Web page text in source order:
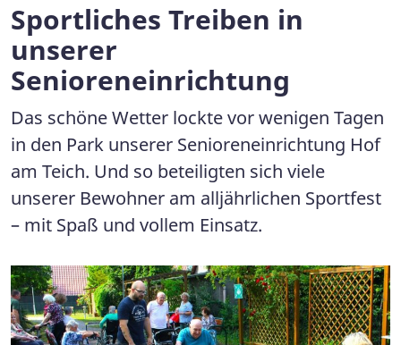
Sportliches Treiben in
unserer
Senioreneinrichtung
Das schöne Wetter lockte vor wenigen Tagen
in den Park unserer Senioreneinrichtung Hof
am Teich. Und so beteiligten sich viele
unserer Bewohner am alljährlichen Sportfest
– mit Spaß und vollem Einsatz.